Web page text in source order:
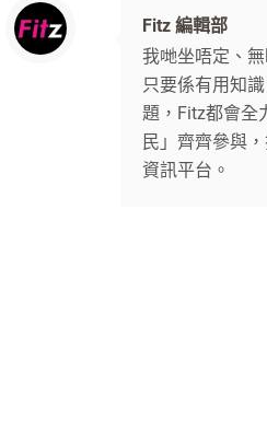
Fitz 編輯部
我哋坐唔定、
只要係有用知
題，Fitz都會全
民」齊齊參與
資訊平台。